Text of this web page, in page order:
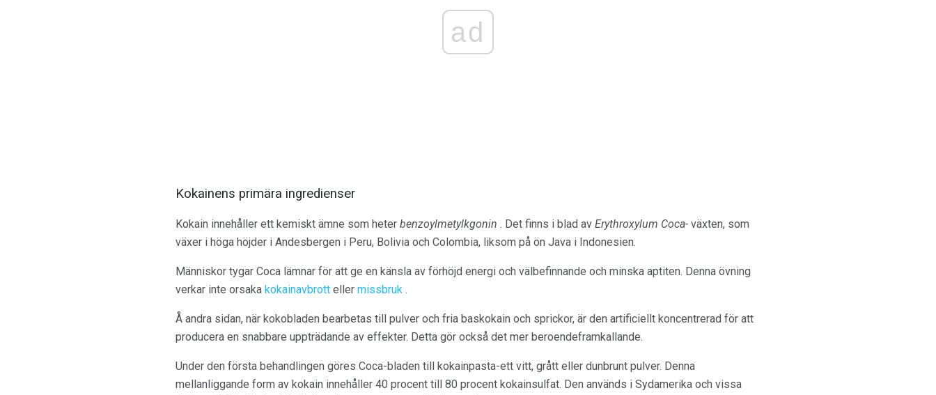
ad
Kokainens primära ingredienser
Kokain innehåller ett kemiskt ämne som heter benzoylmetylkgonin . Det finns i blad av Erythroxylum Coca- växten, som
växer i höga höjder i Andesbergen i Peru, Bolivia och Colombia, liksom på ön Java i Indonesien.
Människor tygar Coca lämnar för att ge en känsla av förhöjd energi och välbefinnande och minska aptiten. Denna övning
verkar inte orsaka kokainavbrott eller missbruk .
Å andra sidan, när kokobladen bearbetas till pulver och fria baskokain och sprickor, är den artificiellt koncentrerad för att
producera en snabbare uppträdande av effekter. Detta gör också det mer beroendeframkallande.
Under den första behandlingen göres Coca-bladen till kokainpasta-ett vitt, grått eller dunbrunt pulver. Denna
mellanliggande form av kokain innehåller 40 procent till 80 procent kokainsulfat. Den används i Sydamerika och vissa